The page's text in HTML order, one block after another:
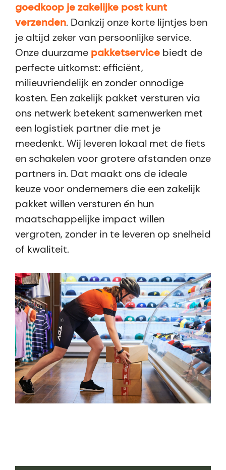
goedkoop je zakelijke post kunt
verzenden. Dankzij onze korte lijntjes ben
je altijd zeker van persoonlijke service.
Onze duurzame pakketservice biedt de
perfecte uitkomst: efficiënt,
milieuvriendelijk en zonder onnodige
kosten. Een zakelijk pakket versturen via
ons netwerk betekent samenwerken met
een logistiek partner die met je
meedenkt. Wij leveren lokaal met de fiets
en schakelen voor grotere afstanden onze
partners in. Dat maakt ons de ideale
keuze voor ondernemers die een zakelijk
pakket willen versturen én hun
maatschappelijke impact willen
vergroten, zonder in te leveren op snelheid
of kwaliteit.